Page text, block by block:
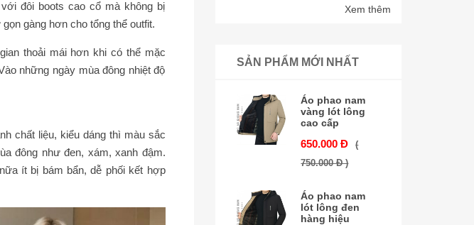
đôi boots cao cổ mà không bị
gàng hơn cho tổng thể outfit.
thoải mái hơn khi có thể mặc
những ngày mùa đông nhiệt độ
chất liệu, kiểu dáng thì màu sắc
đông như đen, xám, xanh đậm.
ít bị bám bẩn, dễ phối kết hợp
Xem thêm
SẢN PHẨM MỚI NHẤT
Áo phao nam
vàng lót lông
cao cấp
650.000 Đ
(
750.000 Đ )
Áo phao nam
lót lông đen
hàng hiệu